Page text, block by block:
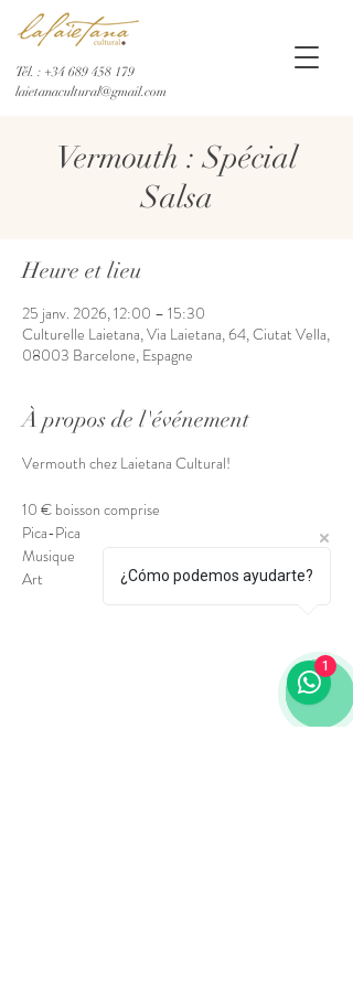
Tél. : +34 689 458 179
laietanacultural@gmail.com
Vermouth : Spécial
Salsa
Heure et lieu
25 janv. 2026, 12:00 – 15:30
Culturelle Laietana, Via Laietana, 64, Ciutat Vella,
08003 Barcelone, Espagne
À propos de l'événement
Vermouth chez Laietana Cultural!
10 € boisson comprise
Pica-Pica
Musique
Art
¿Cómo podemos ayudarte?
1